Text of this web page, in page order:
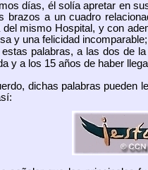
días, él solía apretar en
brazos a un cuadro
del mismo Hospital, y con
y una felicidad
estas palabras, a las dos de
y a los 15 años de haber
dichas palabras pueden